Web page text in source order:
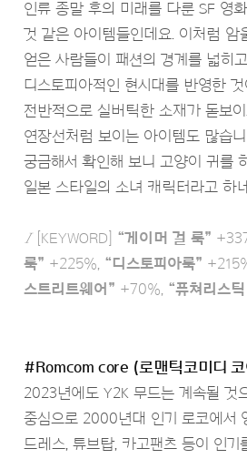
인류 종말 후의 미래를 다룬 SF 영
것 같은 아이템들인데요. 이처럼 암
얻은 사람들이 패션의 경계를 넓히
디스토피아적인 현시대를 반영한
전반적으로 실버틱한 소재가 돋보이
연장선처럼 보이는 아이템도 많습니
궁금해서 확인해 보니 고양이 귀를
일본 스타일의 소녀 캐릭터라고 하
Ι[KEYWORD] “게이머 걸 룩”
룩” +225%, “디스토피아룩”
스트리트웨어” +70%, “퓨쳐리스
#Romcom core (로맨틱코미디
2023년에도 Y2K 무드는 계속될 것
중심으로 2000년대 인기 로코에서
드레스, 튜브탑, 카고팬츠 등이 인기